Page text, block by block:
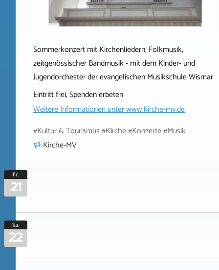
Sommerkonzert mit Kirchenliedern, Folkmusik,
zeitgenössischer Bandmusik - mit dem Kinder- und
Jugendorchester der evangelischen Musikschule Wismar
Eintritt frei, Spenden erbeten
Weitere Informationen unterwww.kirche-mv.de
#Kultur & Tourismus #Kirche #Konzerte #Musik
Kirche-MV
Fr.
21
Sa.
22